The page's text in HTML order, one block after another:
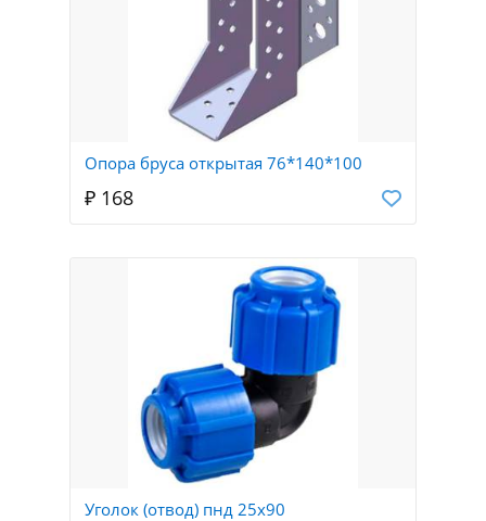
Опора бруса открытая 76*140*100
₽ 168
Уголок (отвод) пнд 25х90